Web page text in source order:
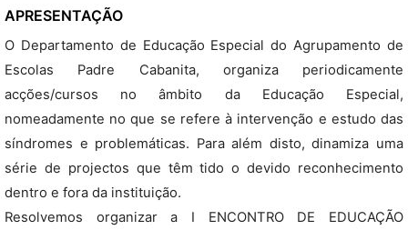
APRESENTAÇÃO
O Departamento de Educação Especial do Agrupamento de
Escolas Padre Cabanita, organiza periodicamente
acções/cursos no âmbito da Educação Especial,
nomeadamente no que se refere à intervenção e estudo das
síndromes e problemáticas. Para além disto, dinamiza uma
série de projectos que têm tido o devido reconhecimento
dentro e fora da instituição.
Resolvemos organizar a I ENCONTRO DE EDUCAÇÃO